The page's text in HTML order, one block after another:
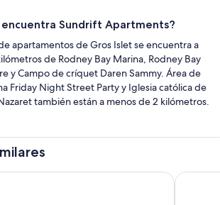
encuentra Sundrift Apartments?
apartamentos de Gros Islet se encuentra a
de Rodney Bay Marina, Rodney Bay
y Campo de críquet Daren Sammy. Área de
Friday Night Street Party y Iglesia católica de
también están a menos de 2 kilómetros.
Tropical